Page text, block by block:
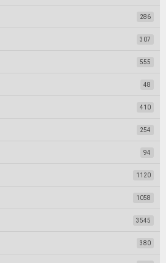
286
307
555
48
410
254
94
1120
1058
3545
380